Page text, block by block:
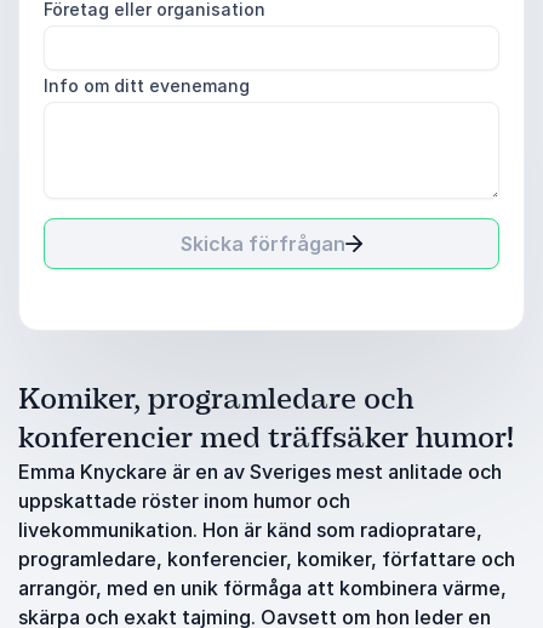
Företag eller organisation
Info om ditt evenemang
Skicka förfrågan
Komiker, programledare och
konferencier med träffsäker humor!
Emma Knyckare är en av Sveriges mest anlitade och
uppskattade röster inom humor och
livekommunikation. Hon är känd som radiopratare,
programledare, konferencier, komiker, författare och
arrangör, med en unik förmåga att kombinera värme,
skärpa och exakt tajming. Oavsett om hon leder en